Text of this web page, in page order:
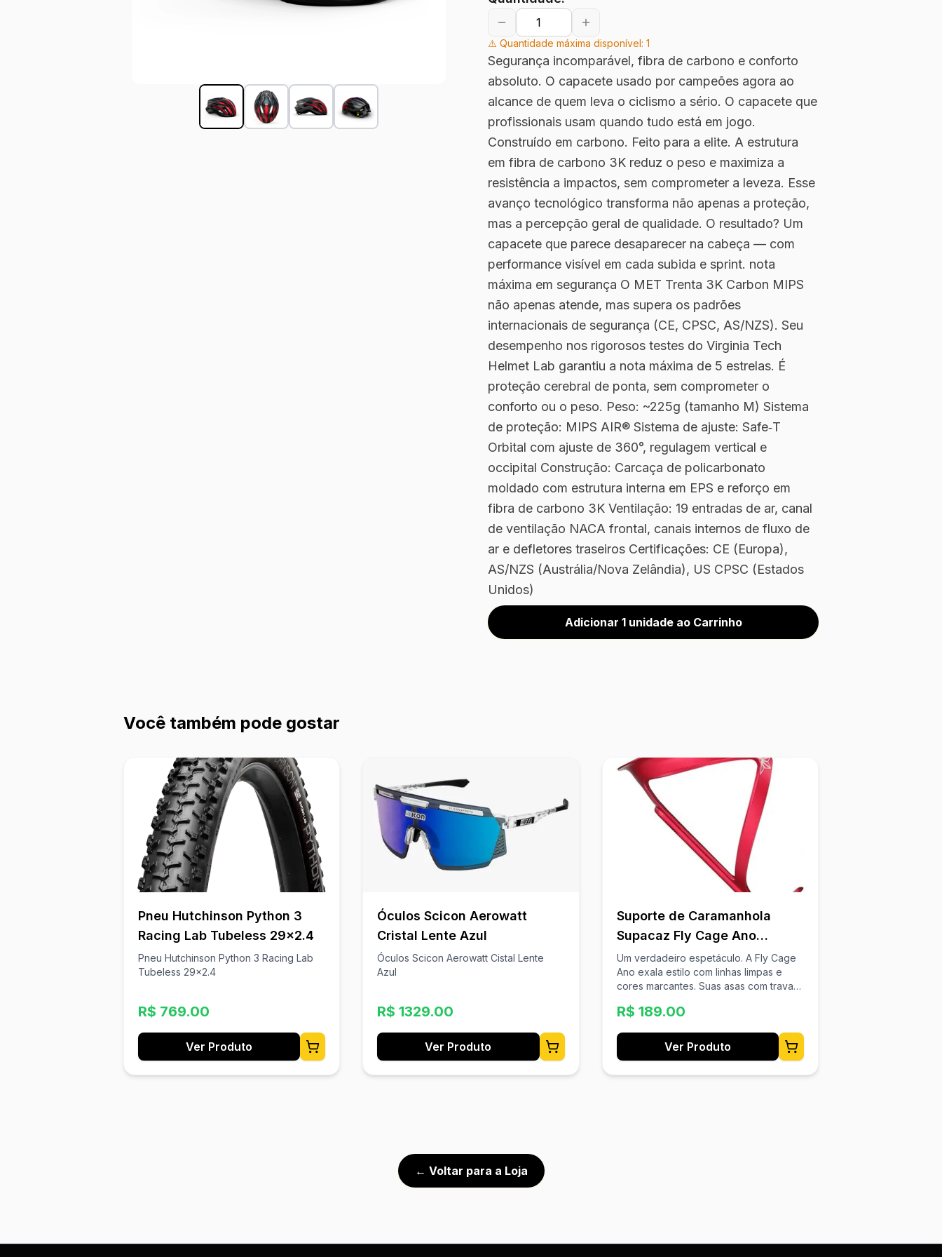
⚠️ Quantidade máxima disponível: 1
Segurança incomparável, fibra de carbono e conforto
absoluto. O capacete usado por campeões agora ao
alcance de quem leva o ciclismo a sério. O capacete que
profissionais usam quando tudo está em jogo.
Construído em carbono. Feito para a elite. A estrutura
em fibra de carbono 3K reduz o peso e maximiza a
resistência a impactos, sem comprometer a leveza. Esse
avanço tecnológico transforma não apenas a proteção,
mas a percepção geral de qualidade. O resultado? Um
capacete que parece desaparecer na cabeça — com
performance visível em cada subida e sprint. nota
máxima em segurança O MET Trenta 3K Carbon MIPS
não apenas atende, mas supera os padrões
internacionais de segurança (CE, CPSC, AS/NZS). Seu
desempenho nos rigorosos testes do Virginia Tech
Helmet Lab garantiu a nota máxima de 5 estrelas. É
proteção cerebral de ponta, sem comprometer o
conforto ou o peso. Peso: ~225g (tamanho M) Sistema
de proteção: MIPS AIR® Sistema de ajuste: Safe‑T
Orbital com ajuste de 360°, regulagem vertical e
occipital Construção: Carcaça de policarbonato
moldado com estrutura interna em EPS e reforço em
fibra de carbono 3K Ventilação: 19 entradas de ar, canal
de ventilação NACA frontal, canais internos de fluxo de
ar e defletores traseiros Certificações: CE (Europa),
AS/NZS (Austrália/Nova Zelândia), US CPSC (Estados
Unidos)
Adicionar 1 unidade ao Carrinho
Você também pode gostar
Pneu Hutchinson Python 3
Racing Lab Tubeless 29x2.4
Pneu Hutchinson Python 3 Racing Lab
Tubeless 29x2.4
R$ 769.00
Ver Produto
Óculos Scicon Aerowatt
Cristal Lente Azul
Óculos Scicon Aerowatt Cistal Lente
Azul
R$1329.00
Ver Produto
Suporte de Caramanhola
Supacaz Fly Cage Ano
Alumínio Vermelho
Um verdadeiro espetáculo. A Fly Cage
Ano exala estilo com linhas limpas e
cores marcantes. Suas asas com travas
com acabamento deslumbrante fazem
anodizado o nosso suporte mais
vendido. 100% Alumínio Anodizado
R$ 189.00
Ver Produto
← Voltar para a Loja